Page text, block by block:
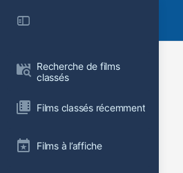
Recherche de films
classés
Films classés récemment
Films à l’affiche